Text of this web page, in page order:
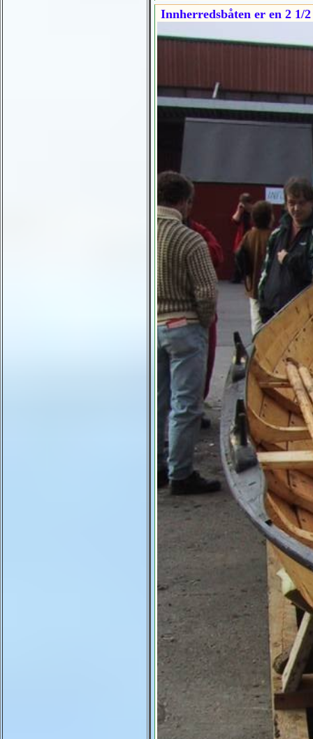
Innherredsbåten er en 2 1/